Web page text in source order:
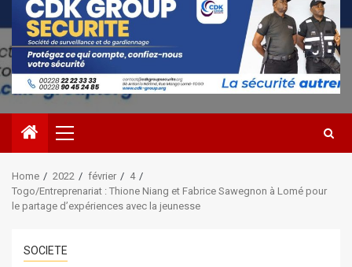
Primary
Menu
Home 2022 février
4
Togo/Entreprenariat : Thione Niang et Fabrice Sawegnon à Lomé pour
le partage d’expériences avec la jeunesse
SOCIETE